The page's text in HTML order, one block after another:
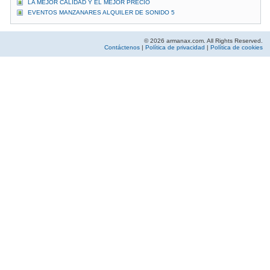
LA MEJOR CALIDAD Y EL MEJOR PRECIO
EVENTOS MANZANARES ALQUILER DE SONIDO 5
© 2026 armanax.com. All Rights Reserved.
Contáctenos | Política de privacidad | Política de cookies